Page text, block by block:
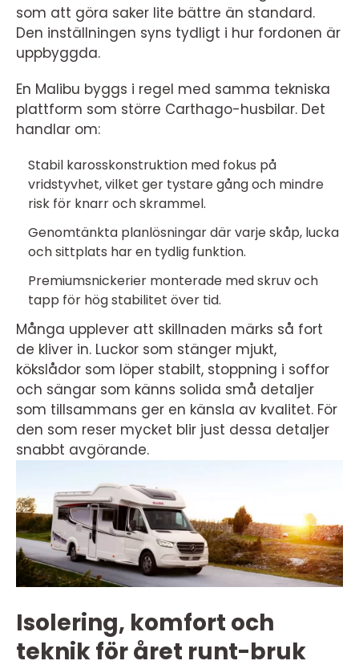
som att göra saker lite bättre än standard.
Den inställningen syns tydligt i hur fordonen är
uppbyggda.
En Malibu byggs i regel med samma tekniska
plattform som större Carthago-husbilar. Det
handlar om:
Stabil karosskonstruktion med fokus på
vridstyvhet, vilket ger tystare gång och mindre
risk för knarr och skrammel.
Genomtänkta planlösningar där varje skåp, lucka
och sittplats har en tydlig funktion.
Premiumsnickerier monterade med skruv och
tapp för hög stabilitet över tid.
Många upplever att skillnaden märks så fort
de kliver in. Luckor som stänger mjukt,
kökslådor som löper stabilt, stoppning i soffor
och sängar som känns solida små detaljer
som tillsammans ger en känsla av kvalitet. För
den som reser mycket blir just dessa detaljer
snabbt avgörande.
Isolering, komfort och
teknik för året runt-bruk